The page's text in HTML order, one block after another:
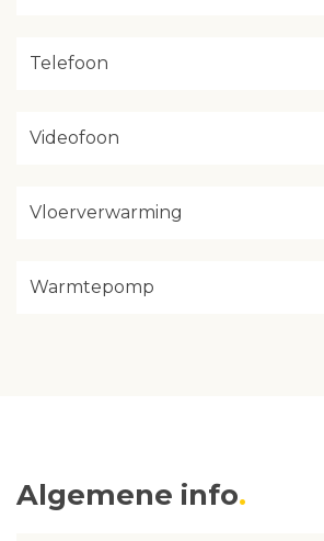
Telefoon
Videofoon
Vloerverwarming
Warmtepomp
Algemene info